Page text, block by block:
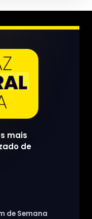
mais
de
de Semana